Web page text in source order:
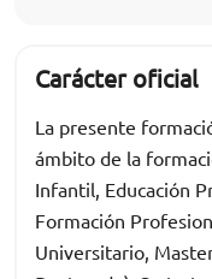
Carácter oficial
La presente
ámbito de la
Infantil, Educación
Formación
Universitario,